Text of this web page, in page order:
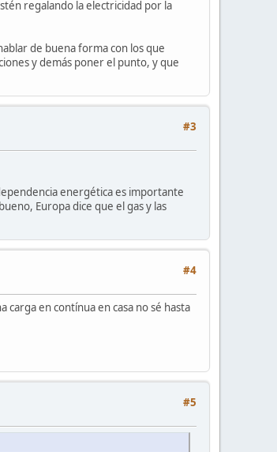
regalando la electricidad por la
de buena forma con los que
y demás poner el punto, y que
#3
energética es importante
Europa dice que el gas y las
#4
carga en contínua en casa no sé hasta
#5